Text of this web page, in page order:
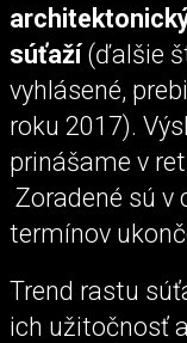
súťaží (ďalšie
vyhlásené,
roku 2017).
prinášame v
Zoradené sú v
termínov
Trend rastu
ich užitočnosť